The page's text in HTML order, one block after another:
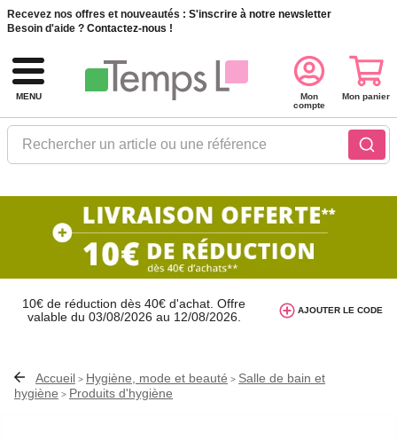
Recevez nos offres et nouveautés : S'inscrire à notre newsletter
Besoin d'aide ? Contactez-nous !
MENU
Rechercher un article ou une référence
Mon
compte
Mon panier
10€ de réduction dès 40€ d'achat. Offre
valable du 03/08/2026 au 12/08/2026.
avec le code AT26
AJOUTER LE CODE
Accueil > Hygiène, mode et beauté > Salle de bain et
hygiène > Produits d'hygiène